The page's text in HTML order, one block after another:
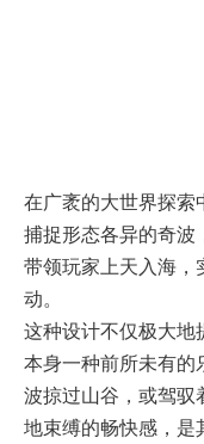
在广袤的大世界探索
捕捉形态各异的奇波
带领玩家上天入海，
动。
这种设计不仅极大地
本身一种前所未有的
波掠过山谷，或驾驭
地束缚的畅快感，是